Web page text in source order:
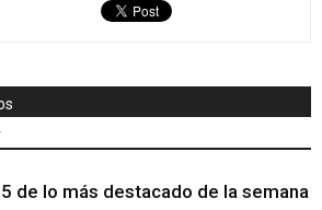
de lo más destacado de la semana